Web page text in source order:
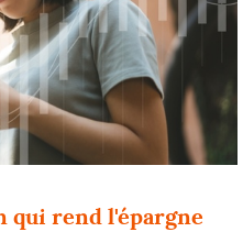
qui rend l'épargne